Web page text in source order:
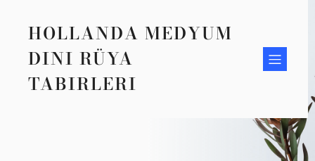
springenHOLLANDA MEDYUM
DINI RÜYA
TABIRLERI